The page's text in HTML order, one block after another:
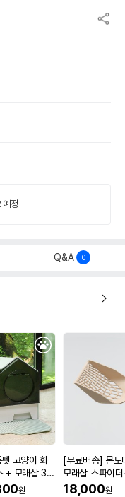
예정
Q&A 0
고양이 화
+ 모래삽 3c
원
[무료배송] 몬도
모래삽 스파이
18,000원